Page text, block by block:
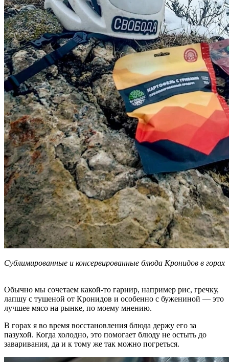
Сублимированные и консервированные блюда Кронидов в горах
Обычно мы сочетаем какой-то гарнир, например рис, гречку,
лапшу с тушеной от Кронидов и особенно с бужениной — это
лучшее мясо на рынке, по моему мнению.
В горах я во время восстановления блюда держу его за
пазухой. Когда холодно, это помогает блюду не остыть до
заваривания, да и к тому же так можно погреться.